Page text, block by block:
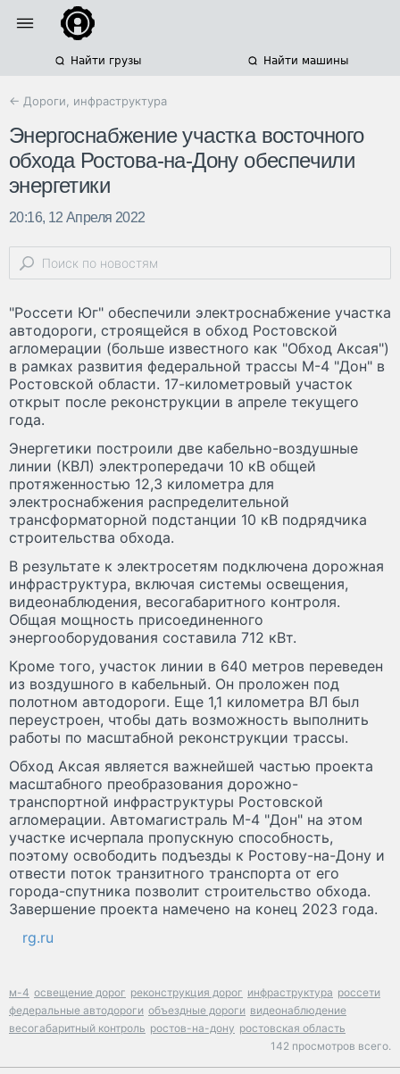
Найти грузы Найти машины
← Дороги, инфраструктура
Энергоснабжение участка восточного
обхода Ростова-на-Дону обеспечили
энергетики
20:16, 12 Апреля 2022
"Россети Юг" обеспечили электроснабжение участка
автодороги, строящейся в обход Ростовской
агломерации (больше известного как "Обход Аксая")
в рамках развития федеральной трассы М-4 "Дон" в
Ростовской области. 17-километровый участок
открыт после реконструкции в апреле текущего
года.
Энергетики построили две кабельно-воздушные
линии (КВЛ) электропередачи 10 кВ общей
протяженностью 12,3 километра для
электроснабжения распределительной
трансформаторной подстанции 10 кВ подрядчика
строительства обхода.
В результате к электросетям подключена дорожная
инфраструктура, включая системы освещения,
видеонаблюдения, весогабаритного контроля.
Общая мощность присоединенного
энергооборудования составила 712 кВт.
Кроме того, участок линии в 640 метров переведен
из воздушного в кабельный. Он проложен под
полотном автодороги. Еще 1,1 километра ВЛ был
переустроен, чтобы дать возможность выполнить
работы по масштабной реконструкции трассы.
Обход Аксая является важнейшей частью проекта
масштабного преобразования дорожно-
транспортной инфраструктуры Ростовской
агломерации. Автомагистраль М-4 "Дон" на этом
участке исчерпала пропускную способность,
поэтому освободить подъезды к Ростову-на-Дону и
отвести поток транзитного транспорта от его
города-спутника позволит строительство обхода.
Завершение проекта намечено на конец 2023 года.
rg.ru
м-4 освещение дорог реконструкция дорог инфраструктура россети
федеральные автодороги объездные дороги видеонаблюдение
весогабаритный контроль ростов-на-дону ростовская область
142 просмотров всего.